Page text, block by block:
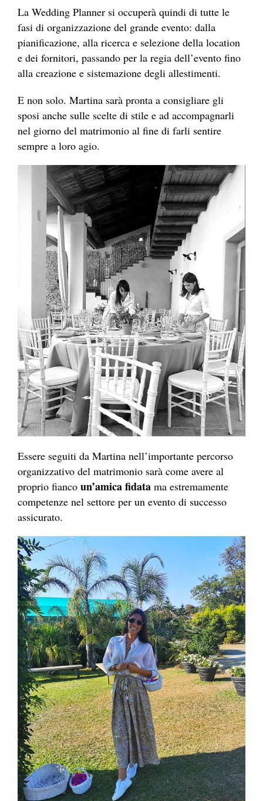
La Wedding Planner si occuperà quindi di tutte le
fasi di organizzazione del grande evento: dalla
pianificazione, alla ricerca e selezione della location
e dei fornitori, passando per la regia dell’evento fino
alla creazione e sistemazione degli allestimenti.
E non solo. Martina sarà pronta a consigliare gli
sposi anche sulle scelte di stile e ad accompagnarli
nel giorno del matrimonio al fine di farli sentire
sempre a loro agio.
Essere seguiti da Martina nell’importante percorso
organizzativo del matrimonio sarà come avere al
proprio fianco un’amica fidata ma estremamente
competenze nel settore per un evento di successo
assicurato.